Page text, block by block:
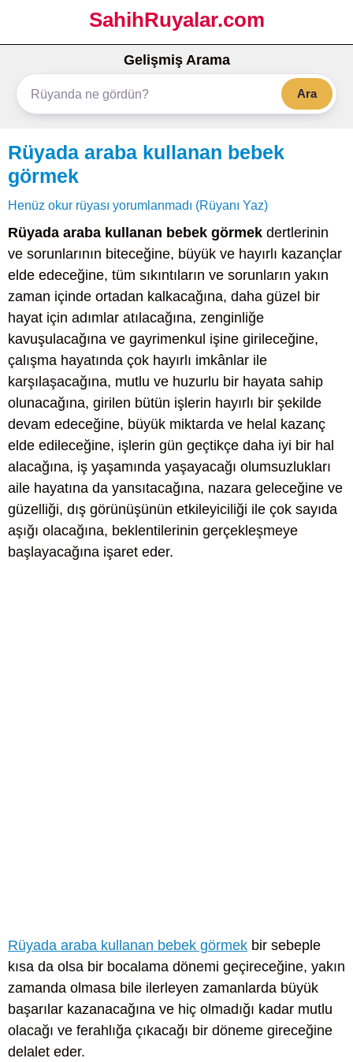
SahihRuyalar.com
Gelişmiş Arama
Ara
Rüyada araba kullanan bebek
görmek
Henüz okur rüyası yorumlanmadı (Rüyanı Yaz)
Rüyada araba kullanan bebek görmek dertlerinin
ve sorunlarının biteceğine, büyük ve hayırlı kazançlar
elde edeceğine, tüm sıkıntıların ve sorunların yakın
zaman içinde ortadan kalkacağına, daha güzel bir
hayat için adımlar atılacağına, zenginliğe
kavuşulacağına ve gayrimenkul işine girileceğine,
çalışma hayatında çok hayırlı imkânlar ile
karşılaşacağına, mutlu ve huzurlu bir hayata sahip
olunacağına, girilen bütün işlerin hayırlı bir şekilde
devam edeceğine, büyük miktarda ve helal kazanç
elde edileceğine, işlerin gün geçtikçe daha iyi bir hal
alacağına, iş yaşamında yaşayacağı olumsuzlukları
aile hayatına da yansıtacağına, nazara geleceğine ve
güzelliği, dış görünüşünün etkileyiciliği ile çok sayıda
aşığı olacağına, beklentilerinin gerçekleşmeye
başlayacağına işaret eder.
Rüyada araba kullanan bebek görmek bir sebeple
kısa da olsa bir bocalama dönemi geçireceğine, yakın
zamanda olmasa bile ilerleyen zamanlarda büyük
başarılar kazanacağına ve hiç olmadığı kadar mutlu
olacağı ve ferahlığa çıkacağı bir döneme gireceğine
delalet eder.